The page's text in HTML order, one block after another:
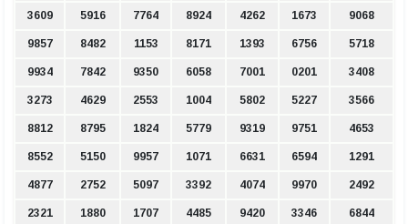
3609 5916 7764 8924 4262 1673 9068
9857 8482 1153 8171 1393 6756 5718
9934 7842 9350 6058 7001 0201 3408
3273 4629 2553 1004 5802 5227 3566
8812 8795 1824 5779 9319 9751 4653
8552 5150 9957 1071 6631 6594 1291
4877 2752 5097 3392 4074 9970 2492
2321 1880 1707 4485 9420 3346 6844